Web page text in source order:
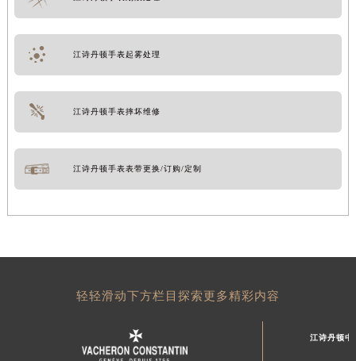
江诗丹顿手表起雾处理
江诗丹顿手表摔坏维修
江诗丹顿手表表带更换/订购/定制
轻轻滑动下方栏目探索更多精彩内容
江诗丹顿中